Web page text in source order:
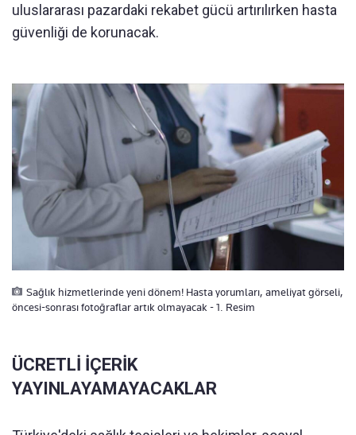
uluslararası pazardaki rekabet gücü artırılırken hasta
güvenliği de korunacak.
Sağlık hizmetlerinde yeni dönem! Hasta yorumları, ameliyat görseli,
öncesi-sonrası fotoğraflar artık olmayacak - 1. Resim
ÜCRETLİ İÇERİK
YAYINLAYAMAYACAKLAR